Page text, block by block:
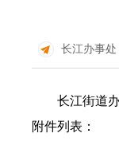
长江办事处
长江街道
附件列表：